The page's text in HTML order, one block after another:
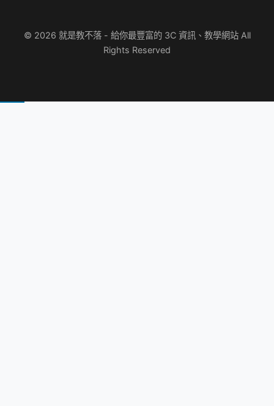
© 2026 就是教不落 - 給你最豐富的 3C 資訊、教學網站 All
Rights Reserved